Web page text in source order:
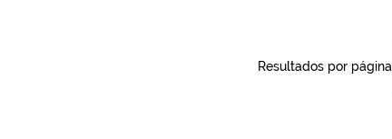
Resultados por página